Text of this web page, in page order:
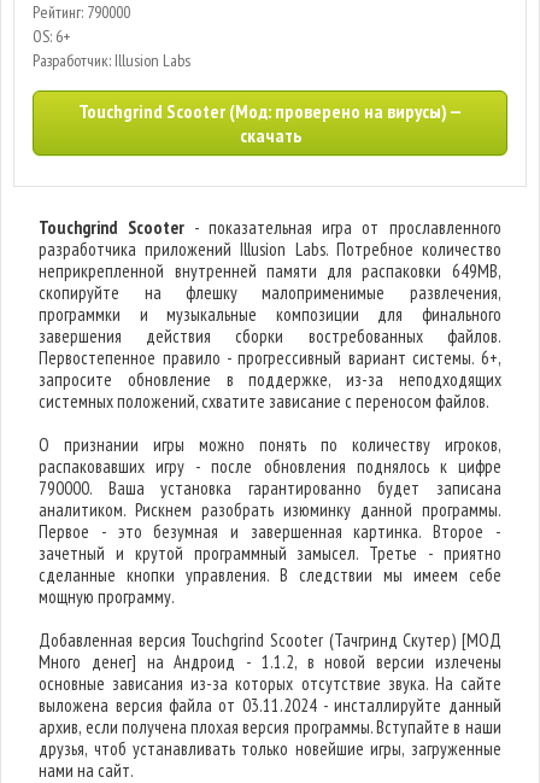
Рейтинг: 790000
OS: 6+
Разработчик: Illusion Labs
Touchgrind Scooter (Мод: проверено на вирусы) —
скачать
Touchgrind Scooter- показательная игра от прославленного
разработчика приложений Illusion Labs. Потребное количество
неприкрепленной внутренней памяти для распаковки 649MB,
скопируйте на флешку малоприменимые развлечения,
программки и музыкальные композиции для финального
завершения действия сборки востребованных файлов.
Первостепенное правило - прогрессивный вариант системы. 6+,
запросите обновление в поддержке, из-за неподходящих
системных положений, схватите зависание с переносом файлов.
О признании игры можно понять по количеству игроков,
распаковавших игру - после обновления поднялось к цифре
790000. Ваша установка гарантированно будет записана
аналитиком. Рискнем разобрать изюминку данной программы.
Первое - это безумная и завершенная картинка. Второе -
зачетный и крутой программный замысел. Третье - приятно
сделанные кнопки управления. В следствии мы имеем себе
мощную программу.
Добавленная версия Touchgrind Scooter (Тачгринд Скутер) [МОД
Много денег] на Андроид - 1.1.2, в новой версии излечены
основные зависания из-за которых отсутствие звука. На сайте
выложена версия файла от 03.11.2024 - инсталлируйте данный
архив, если получена плохая версия программы. Вступайте в наши
друзья, чтоб устанавливать только новейшие игры, загруженные
нами на сайт.